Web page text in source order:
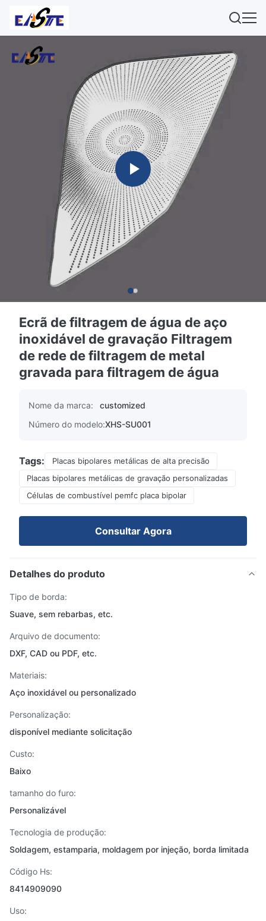
Ecrã de filtragem de água de aço
inoxidável de gravação Filtragem
de rede de filtragem de metal
gravada para filtragem de água
Nome da marca:
customized
Número do modelo:XHS-SU001
Tags:
Placas bipolares metálicas de alta precisão
Placas bipolares metálicas de gravação personalizadas
Células de combustível pemfc placa bipolar
Consultar Agora
Detalhes do produto
Tipo de borda:
Suave, sem rebarbas, etc.
Arquivo de documento:
DXF, CAD ou PDF, etc.
Materiais:
Aço inoxidável ou personalizado
Personalização:
disponível mediante solicitação
Custo:
Baixo
tamanho do furo:
Personalizável
Tecnologia de produção:
Soldagem, estamparia, moldagem por injeção, borda limitada
Código Hs:
8414909090
Uso: